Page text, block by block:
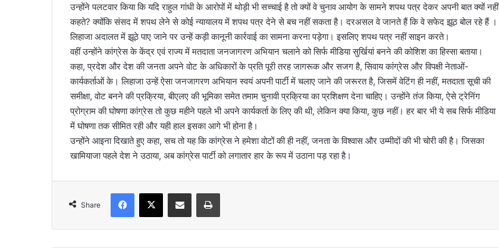
उन्होंने पलटवार किया कि यदि राहुल गांधी के आरोपों में थोड़ी भी सच्चाई है तो क्यों वे चुनाव आयोग के सामने शपथ पत्र देकर अपनी बात क्यों नहीं
कहते? क्योंकि संसद में शपथ लेने से कोई न्यायालय में शपथ पत्र देने से बच नहीं सकता है। दरअसल वे जानते हैं कि वे सफेद झूठ बोल रहे हैं ।
लिहाजा अदालत में झूठे पाए जाने पर उन्हें कड़ी कानूनी कार्रवाई का सामना करना पड़ेगा। इसलिए शपथ पत्र नहीं साइन करते।
वहीं उन्होंने कांग्रेस के केंद्र एवं राज्य में मतदाता जनजागरण अभियान चलाने को सिर्फ मीडिया सुर्खियां बनने की कोशिश का हिस्सा बताया।
कहा, प्रदेश और देश की जनता अपने वोट के अधिकारों के प्रति पूरी तरह जागरूक और सजग है, सिवाय कांग्रेस और विपक्षी नेताओं-
कार्यकर्ताओं के। लिहाजा उन्हें ऐसा जनजागरण अभियान स्वयं अपनी पार्टी में चलाए जाने की जरूरत है, जिसमें वेटिंग ही नहीं, मतदाता सूची की
समीक्षा, वोट बनने की प्रक्रिया, बीएलए की भूमिका समेत तमाम चुनावी प्रक्रिया का प्रशिक्षण देना चाहिए। उन्होंने तंज किया, ऐसे ट्रेनिंग
प्रोग्राम की घोषणा कांग्रेस तो कुछ महीने पहले भी अपने कार्यकर्ता के लिए की थी, लेकिन क्या किया, कुछ नहीं। हर बार भी ये सब सिर्फ मीडिया
में घोषणा तक सीमित रही और यही हाल इसका आगे भी होना है।
उन्होंने आइना दिखाते हुए कहा, सच तो यह कि कांग्रेस ने हमेशा वोटों की ही नहीं, जनता के विश्वास और उम्मीदों की भी चोरी की है। जिसका
खामियाजा पहले देश ने उठाया, अब कांग्रेस पार्टी को लगातार हार के रूप में उठाना पड़ रहा है।
Share